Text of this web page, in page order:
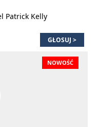
Patrick Kelly
GŁOSUJ >